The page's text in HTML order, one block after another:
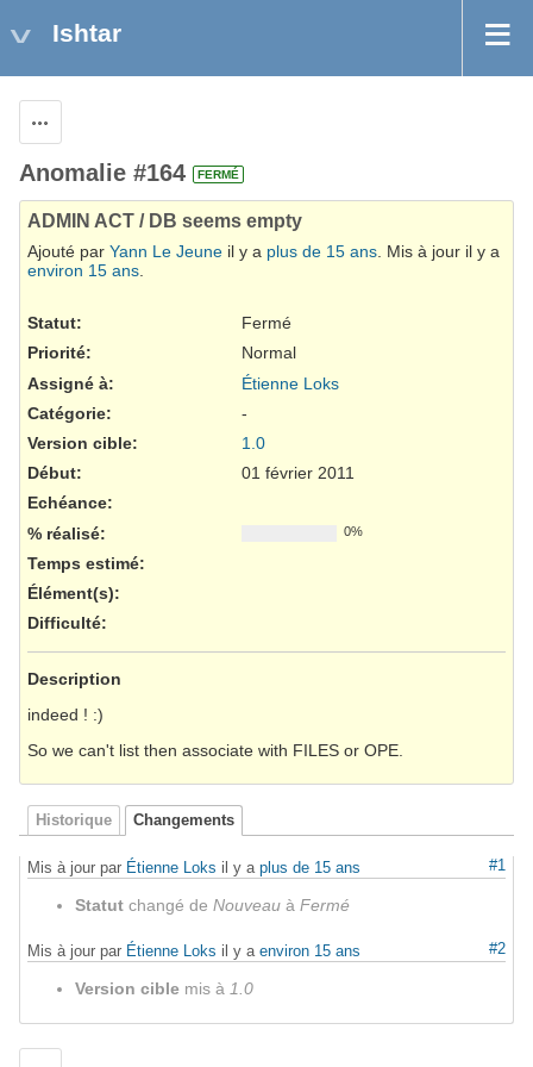
Ishtar
Anomalie #164 FERMÉ
ADMIN ACT / DB seems empty
Ajouté par Yann Le Jeune il y a plus de 15 ans. Mis à jour il y a
environ 15 ans.
Statut:
Fermé
Priorité:
Normal
Assigné à:
Étienne Loks
Catégorie:
-
Version cible:
1.0
Début:
01 février 2011
Echéance:
% réalisé:
0%
Temps estimé:
Élément(s):
Difficulté:
Description
indeed ! :)
So we can't list then associate with FILES or OPE.
Historique Changements
#1
Mis à jour par Étienne Loks il y a plus de 15 ans
Statut changé de Nouveau à Fermé
#2
Mis à jour par Étienne Loks il y a environ 15 ans
Version cible mis à 1.0